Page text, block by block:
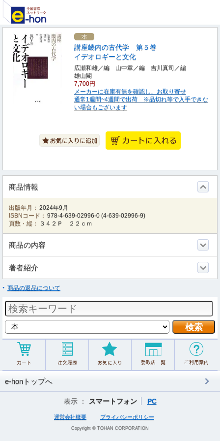
講座畿内の古代学 第５巻
イデオロギーと文化
広瀬和雄／編 山中章／編 吉川真司／編
雄山閣
7,700円
メーカーに在庫有無を確認し、お取り寄せ
通常1週間~4週間で出荷 ※品切れ等で入手できな
い場合もございます
商品情報
出版年月： 2024年9月
ISBNコード： 978-4-639-02996-0 (4-639-02996-9)
頁数・縦：
３４２Ｐ ２２ｃｍ
商品の内容
著者紹介
商品の返品について
e-honトップへ
表示 ： スマートフォン PC
運営会社概要 プライバシーポリシー
Copyright © TOHAN CORPORATION